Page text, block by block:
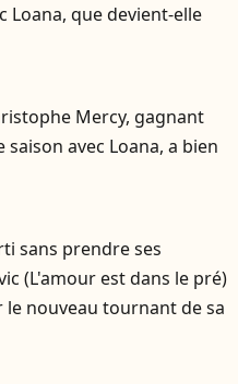
Loana, que devient-elle
Mercy, gagnant
avec Loana, a bien
sans prendre ses
(L'amour est dans le pré)
le nouveau tournant de sa